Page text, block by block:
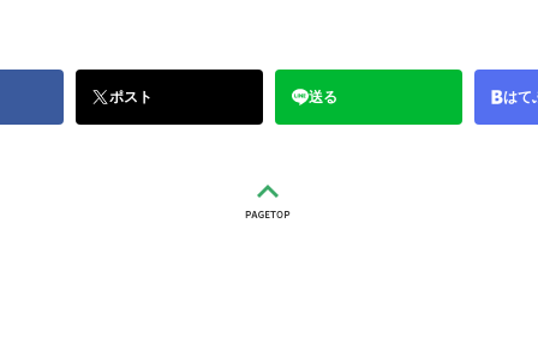
ポスト 送る はて